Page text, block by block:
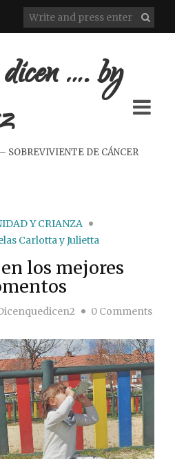
…. by
SOBREVIVIENTE DE CÁNCER
Y CRIANZA
Carlotta y Julietta
los mejores
0 Comments